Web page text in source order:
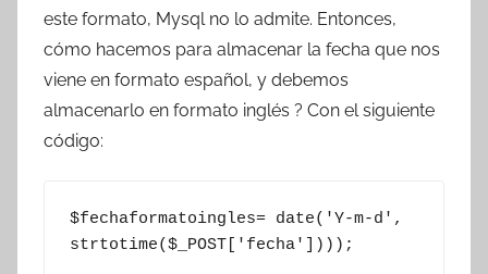
este formato, Mysql no lo admite. Entonces,
cómo hacemos para almacenar la fecha que nos
viene en formato español, y debemos
almacenarlo en formato inglés ? Con el siguiente
código:
$fechaformatoingles= date('Y-m-d',
strtotime($_POST['fecha'])));